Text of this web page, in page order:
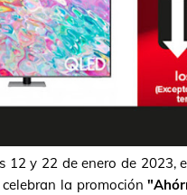
12 y 22 de enero de 2023,
celebran la promoción